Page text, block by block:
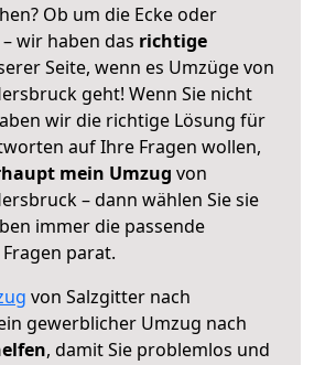
Ob um die Ecke oder
wir haben das richtige
Seite, wenn es Umzüge von
geht! Wenn Sie nicht
wir die richtige Lösung für
auf Ihre Fragen wollen,
mein Umzug von
– dann wählen Sie sie
immer die passende
parat.
von Salzgitter nach
gewerblicher Umzug nach
, damit Sie problemlos und